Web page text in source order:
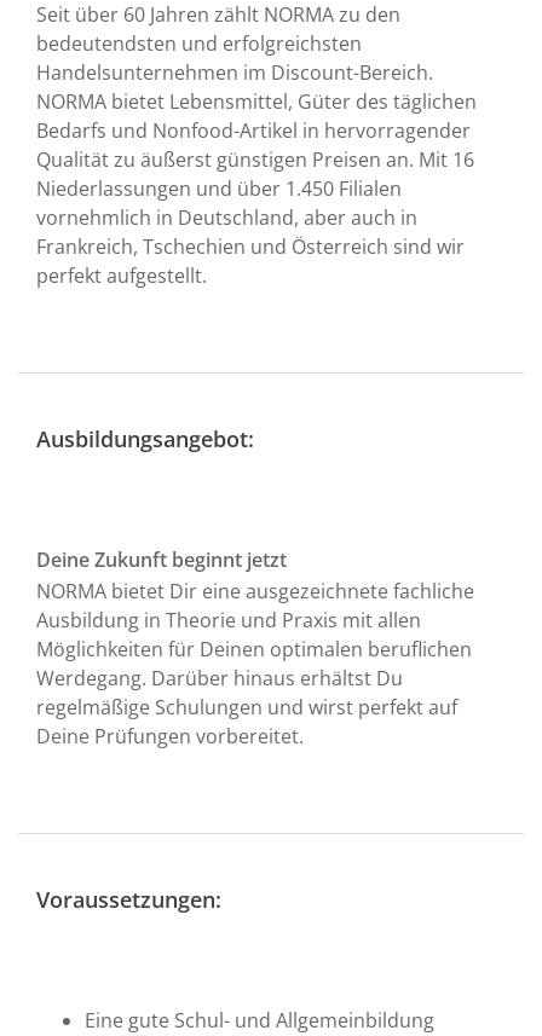
Seit über 60 Jahren zählt NORMA zu den
bedeutendsten und erfolgreichsten
Handelsunternehmen im Discount-Bereich.
NORMA bietet Lebensmittel, Güter des täglichen
Bedarfs und Nonfood-Artikel in hervorragender
Qualität zu äußerst günstigen Preisen an. Mit 16
Niederlassungen und über 1.450 Filialen
vornehmlich in Deutschland, aber auch in
Frankreich, Tschechien und Österreich sind wir
perfekt aufgestellt.
Ausbildungsangebot:
Deine Zukunft beginnt jetzt
NORMA bietet Dir eine ausgezeichnete fachliche
Ausbildung in Theorie und Praxis mit allen
Möglichkeiten für Deinen optimalen beruflichen
Werdegang. Darüber hinaus erhältst Du
regelmäßige Schulungen und wirst perfekt auf
Deine Prüfungen vorbereitet.
Voraussetzungen:
Eine gute Schul- und Allgemeinbildung